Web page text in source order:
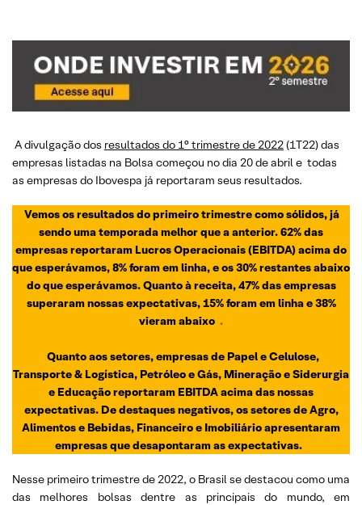
A divulgação dos resultados do 1° trimestre de 2022(1T22) das
empresas listadas na Bolsa começou no dia 20 de abril e todas
as empresas do Ibovespa já reportaram seus resultados.
Vemos os resultados do primeiro trimestre como sólidos, já
sendo uma temporada melhor que a anterior. 62% das
empresas reportaram Lucros Operacionais (EBITDA) acima do
que esperávamos, 8% foram em linha, e os 30% restantes abaixo
do que esperávamos. Quanto à receita, 47% das empresas
superaram nossas expectativas, 15% foram em linha e 38%
vieram abaixo .
Quanto aos setores, empresas de Papel e Celulose,
Transporte & Logística, Petróleo e Gás, Mineração e Siderurgia
e Educação reportaram EBITDA acima das nossas
expectativas. De destaques negativos, os setores de Agro,
Alimentos e Bebidas, Financeiro e Imobiliário apresentaram
empresas que desapontaram as expectativas.
Nesse primeiro trimestre de 2022, o Brasil se destacou como uma
das melhores bolsas dentre as principais do mundo, em